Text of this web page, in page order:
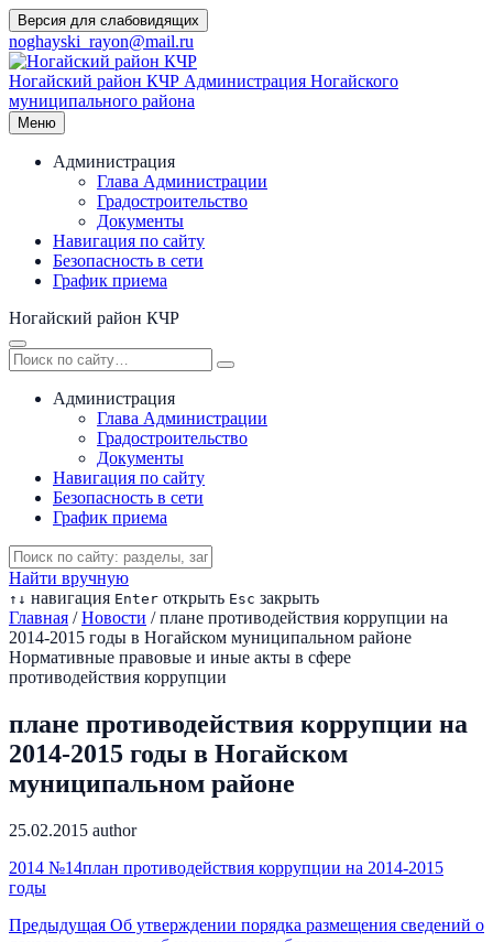
Перейти
к
содержимому
Версия для слабовидящих
noghayski_rayon@mail.ru
Ногайский район КЧР Администрация Ногайского
муниципального района
Меню
Администрация
Глава Администрации
Градостроительство
Документы
Навигация по сайту
Безопасность в сети
График приема
Ногайский район КЧР
Администрация
Глава Администрации
Градостроительство
Документы
Навигация по сайту
Безопасность в сети
График приема
Найти вручную
↑ ↓ навигация Enter открыть Esc закрыть
Главная / Новости / плане противодействия коррупции на
2014-2015 годы в Ногайском муниципальном районе
Нормативные правовые и иные акты в сфере
противодействия коррупции
плане противодействия коррупции на
2014-2015 годы в Ногайском
муниципальном районе
25.02.2015 author
2014 №14план противодействия коррупции на 2014-2015
годы
Предыдущая Об утверждении порядка размещения сведений о